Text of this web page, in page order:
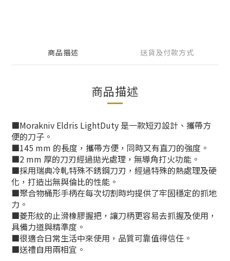
商品描述 送貨及付款方式
商品描述
■Morakniv Eldris LightDuty 是一款短刃設計、攜帶方
便的刀子。
​■145 mm 的長度，攜帶方便，同時又有直刀的強度。
​■2 mm 厚的刀刃經過拋光處理，無導角打火功能。
​■採用瑞典冷軋特殊不銹鋼刀刃，經過特殊的熱處理及硬
化，打造出無與倫比的性能。
​■聚合物桶形手柄在每次切割時均提供了牢固穩定的抓地
力。
​■菱形紋的止滑橡膠握把，讓刀柄更容易去抓握及使用，
具備力道與精準度。
​■很適合日常生活中來使用，品質可靠值得信任。
​■送禮自用兩相宜。